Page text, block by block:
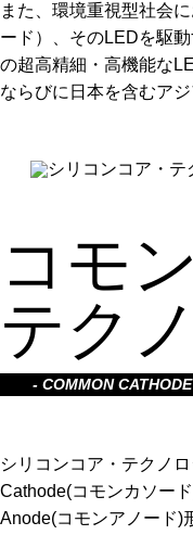
また、環境重視型社会
ード）、そのLEDを駆
の超高精細・高機能な
ならびに日本を含むア
コモ
テク
- COMMON
シリコンコア・テクノ
Cathode(コモンカソー
Anode(コモンアノード)